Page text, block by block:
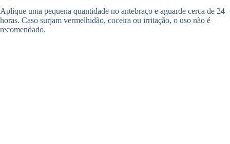
Aplique uma pequena quantidade no antebraço e aguarde cerca de 24
horas. Caso surjam vermelhidão, coceira ou irritação, o uso não é
recomendado.